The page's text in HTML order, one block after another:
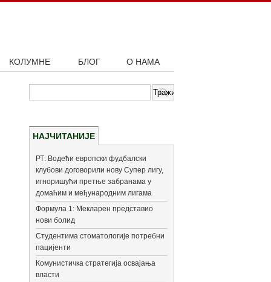
КОЛУМНЕ БЛОГ О НАМА
НАЈЧИТАНИЈЕ
РТ: Водећи европски фудбалски
клубови договорили нову Супер лигу,
игноришући претње забранама у
домаћим и међународним лигама
Формула 1: Мекларен представио
нови болид
Студентима стоматологије потребни
пацијенти
Комунистичка стратегија освајања
власти